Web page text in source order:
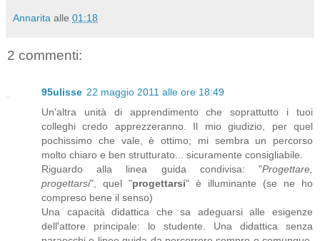
Annarita alle 01:18
2 commenti:
95ulisse 22 maggio 2011 alle ore 18:49
Un'altra unità di apprendimento che soprattutto i tuoi
colleghi credo apprezzeranno. Il mio giudizio, per quel
pochissimo che vale, è ottimo; mi sembra un percorso
molto chiaro e ben strutturato... sicuramente consigliabile.
Riguardo alla linea guida condivisa: "Progettare,
progettarsi", quel "progettarsi" è illuminante (se ne ho
compreso bene il senso)
Una capacità didattica che sa adeguarsi alle esigenze
dell'attore principale: lo studente. Una didattica senza